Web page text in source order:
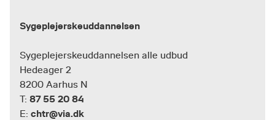
Sygeplejerskeuddannelsen
Sygeplejerskeuddannelsen alle udbud
Hedeager 2
8200 Aarhus N
T: 87 55 20 84
E: chtr@via.dk